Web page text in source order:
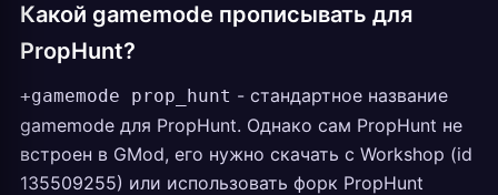
Какой gamemode прописывать для
PropHunt?
+gamemode prop_hunt - стандартное название
gamemode для PropHunt. Однако сам PropHunt не
встроен в GMod, его нужно скачать с Workshop (id
135509255) или использовать форк PropHunt